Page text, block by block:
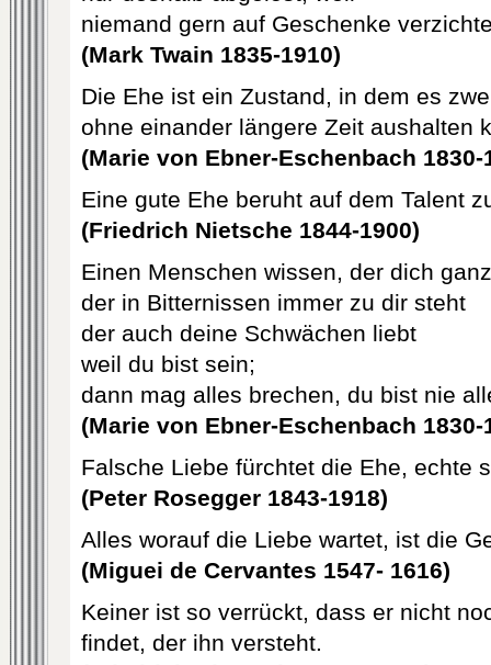
niemand gern auf Geschenke
(Mark Twain 1835-1910)
Die Ehe ist ein Zustand, in dem es
ohne einander längere Zeit aushalten
(Marie von Ebner-Eschenbach 1830-
Eine gute Ehe beruht auf dem Talent
(Friedrich Nietsche 1844-1900)
Einen Menschen wissen, der dich
der in Bitternissen immer zu dir steht
der auch deine Schwächen liebt
weil du bist sein;
dann mag alles brechen, du bist nie
(Marie von Ebner-Eschenbach 1830-
Falsche Liebe fürchtet die Ehe, echte
(Peter Rosegger 1843-1918)
Alles worauf die Liebe wartet, ist die
(Miguei de Cervantes 1547- 1616)
Keiner ist so verrückt, dass er nicht
findet, der ihn versteht.